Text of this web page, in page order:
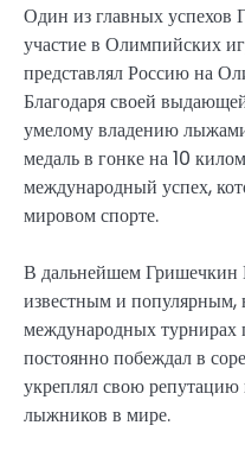
Один из главных успехов
участие в Олимпийских
представлял Россию на
Благодаря своей
умелому владению
медаль в гонке на 10
международный успех,
мировом спорте.
В дальнейшем Гришечкин
известным и популярным,
международных
постоянно побеждал в
укреплял свою
лыжников в мире.